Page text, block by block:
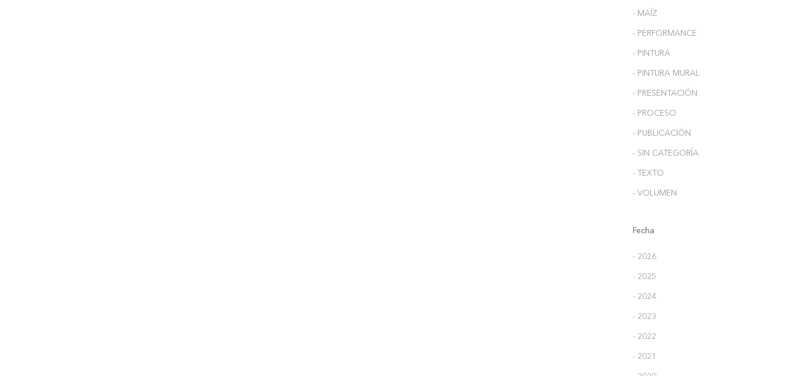
- MAÍZ
- PERFORMANCE
- PINTURA
- PINTURA MURAL
- PRESENTACIÓN
- PROCESO
- PUBLICACIÓN
- SIN CATEGORÍA
- TEXTO
- VOLUMEN
Fecha
- 2026
- 2025
- 2024
- 2023
- 2022
- 2021